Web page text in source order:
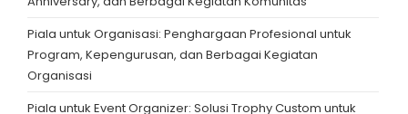
Piala untuk Organisasi: Penghargaan Profesional untuk
Program, Kepengurusan, dan Berbagai Kegiatan
Organisasi
Piala untuk Event Organizer: Solusi Trophy Custom untuk